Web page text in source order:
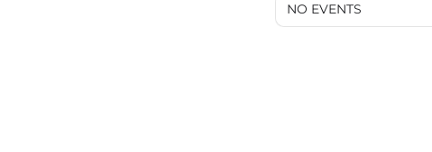
NO EVENTS